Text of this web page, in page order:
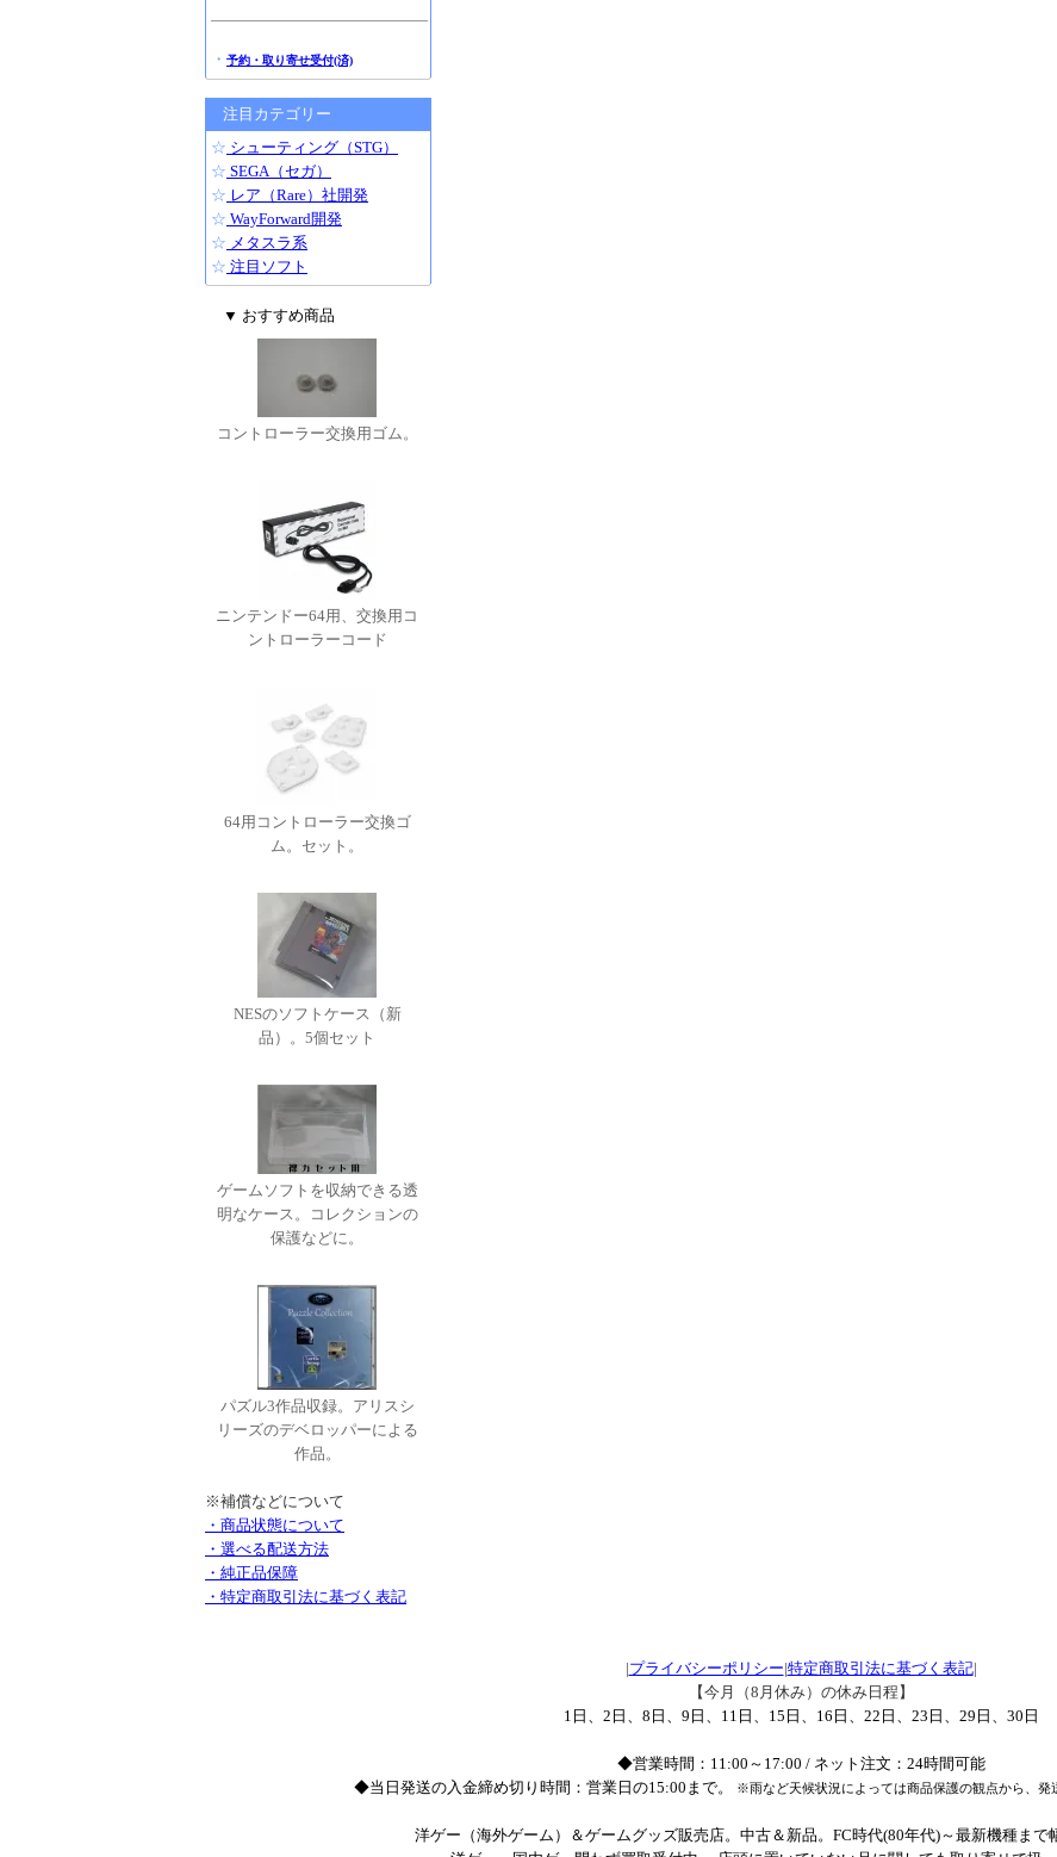
・ 予約・取り寄せ受付(済)
注目カテゴリー
☆ シューティング（STG）
☆ SEGA（セガ）
☆ レア（Rare）社開発
☆ WayForward開発
☆ メタスラ系
☆ 注目ソフト
▼ おすすめ商品
コントローラー交換用ゴム。
ニンテンドー64用、交換用コ
ントローラーコード
64用コントローラー交換ゴ
ム。セット。
NESのソフトケース（新
品）。5個セット
ゲームソフトを収納できる透
明なケース。コレクションの
保護などに。
パズル3作品収録。アリスシ
リーズのデベロッパーによる
作品。
※補償などについて
・商品状態について
・選べる配送方法
・純正品保障
・特定商取引法に基づく表記
|プライバシーポリシー|特定商取引法に基づく表記|
【今月（8月休み）の休み日程】
1日、2日、8日、9日、11日、15日、16日、22日、23日、29日、30日
◆営業時間：11:00～17:00 / ネット注文：24時間可能
◆当日発送の入金締め切り時間：営業日の15:00まで。
※雨など天候状況によっては商品保護の観点から、発
洋ゲー（海外ゲーム）＆ゲームグッズ販売店。中古＆新品。FC時代(80年代)～最新機種まで